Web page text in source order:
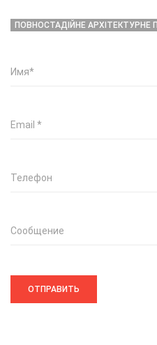
ПОВНОСТАДІЙНЕ АРХІТЕКТУРНЕ
Имя*
Email *
Телефон
Сообщение